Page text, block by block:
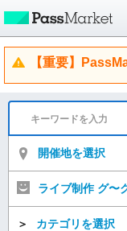
【重要】
開催地を選択
ライブ制作 グ〜
＞ カテゴリを選択